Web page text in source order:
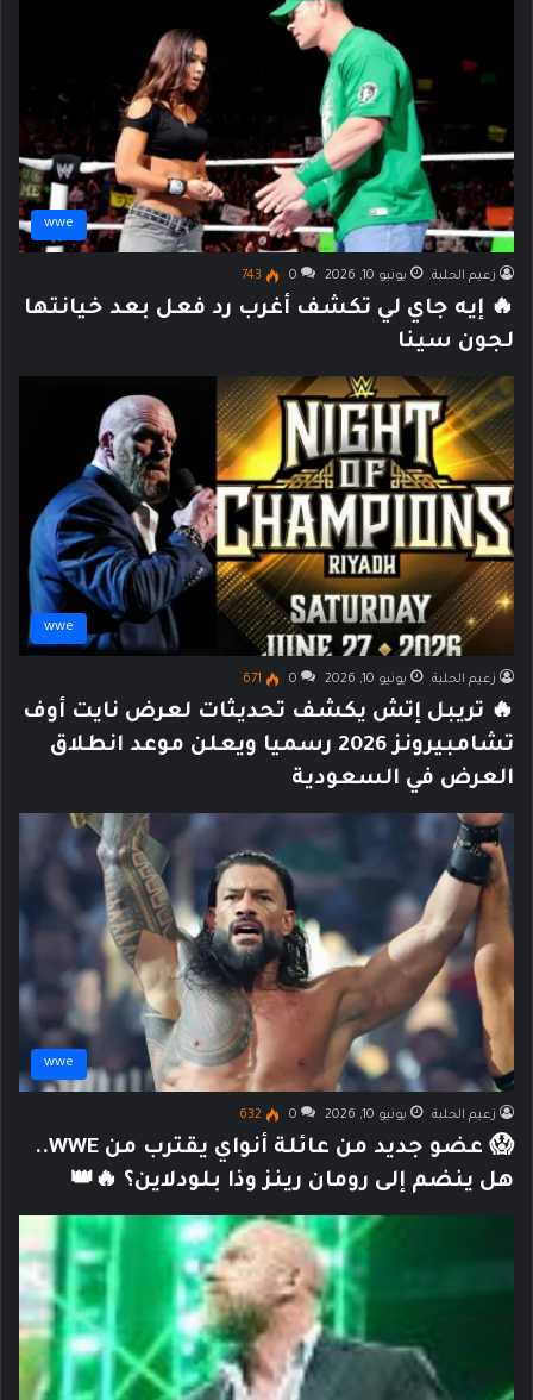
wwe
زعيم الحلبة يونيو 10, 2026 0
743
🔥 إيه جاي لي تكشف أغرب رد فعل بعد خيانتها
لجون سينا
wwe
زعيم الحلبة يونيو 10, 2026 0
671
🔥 تريبل إتش يكشف تحديثات لعرض نايت أوف
تشامبيرونز 2026 رسميا ويعلن موعد انطلاق
العرض في السعودية
wwe
زعيم الحلبة يونيو 10, 2026 0
632
😱 عضو جديد من عائلة أنواي يقترب من WWE..
هل ينضم إلى رومان رينز وذا بلودلاين؟ 🔥👑